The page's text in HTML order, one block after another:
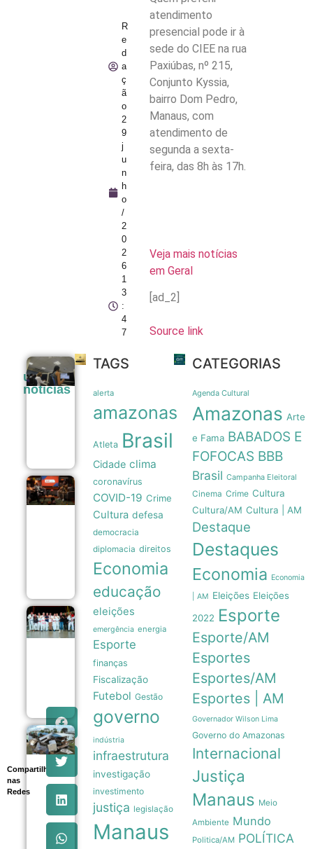
R
e
d
a
ç
ã
o
2
9
j
u
n
h
o
/
2
0
2
6
1
3
:
4
7
atendimento
presencial pode ir à
sede do CIEE na rua
Paxiúbas, nº 215,
Conjunto Kyssia,
bairro Dom Pedro,
Manaus, com
atendimento de
segunda a sexta-
feira, das 8h às 17h.
Veja mais notícias
em Geral
[ad_2]
Source link
Compartilhe
nas
Redes
últimas
noticias
Atendimento
à mulher
mil
09/08
paterna
como pilar
fundamental
no combate
à misoginia
desde a
infância
09/08
Prefeitura
de Manaus
amplia apoio
a atletas de
jiu-jítsu para
150
beneficiados
09/08
Tubarões
são usados
como
sensores
para prever
intensidade
furacões
TAGS
alerta
amazonas
Atleta Brasil
Cidade clima
coronavírus
COVID-19 Crime
Cultura defesa
democracia
diplomacia direitos
Economia
educação
eleições
emergência energia
Esporte
finanças
Fiscalização
Futebol Gestão
governo
indústria
infraestrutura
investigação
investimento
justiça legislação
Manaus
CATEGORIAS
Agenda Cultural
Amazonas Arte
e Fama BABADOS E
FOFOCAS BBB
Brasil Campanha Eleitoral
Cinema Crime Cultura
Cultura/AM Cultura | AM
Destaque
Destaques
Economia Economia
| AM Eleições Eleições
2022 Esporte
Esporte/AM
Esportes
Esportes/AM
Esportes | AM
Governador Wilson Lima
Governo do Amazonas
Internacional
Justiça
Manaus Meio
Ambiente Mundo
Politica/AM POLÍTICA